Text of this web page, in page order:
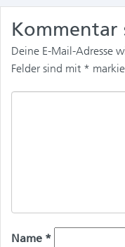
Kommentar
Deine E-Mail-Adresse
Felder sind mit *
Name *